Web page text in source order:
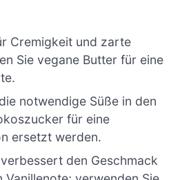
Cremigkeit und zarte
Sie vegane Butter für eine
notwendige Süße in den
für eine
ersetzt werden.
den Geschmack